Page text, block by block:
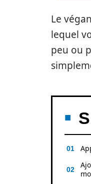
Le
lequel
peu ou